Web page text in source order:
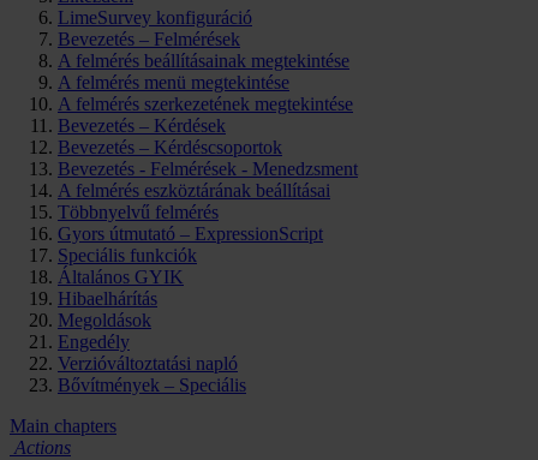
LimeSurvey konfiguráció
Bevezetés – Felmérések
A felmérés beállításainak megtekintése
A felmérés menü megtekintése
A felmérés szerkezetének megtekintése
Bevezetés – Kérdések
Bevezetés – Kérdéscsoportok
Bevezetés - Felmérések - Menedzsment
A felmérés eszköztárának beállításai
Többnyelvű felmérés
Gyors útmutató – ExpressionScript
Speciális funkciók
Általános GYIK
Hibaelhárítás
Megoldások
Engedély
Verzióváltoztatási napló
Bővítmények – Speciális
Main chapters
Actions